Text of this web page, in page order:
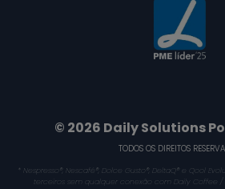
© 2026 Daily Solutions
TODOS OS DIREITOS
* Nespresso®, Nescafé®, Dolce Gusto®, DeltaQ® e Qool
terceiros sem qualquer conexão com Daily Coffee /